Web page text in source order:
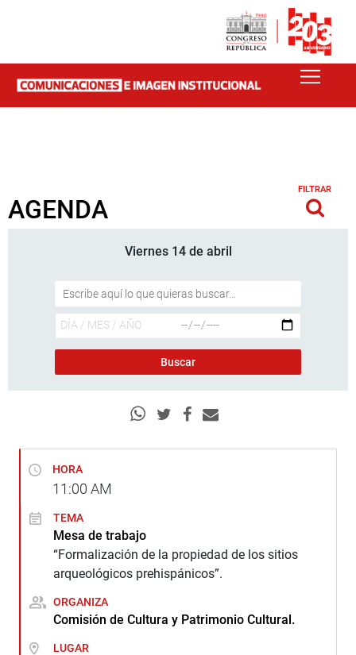
AGENDA
FILTRAR
Viernes 14 de abril
HORA
11:00 AM
TEMA
Mesa de trabajo
“Formalización de la propiedad de los sitios
arqueológicos prehispánicos”.
ORGANIZA
Comisión de Cultura y Patrimonio Cultural.
LUGAR